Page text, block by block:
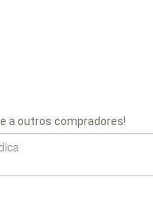
a outros compradores!